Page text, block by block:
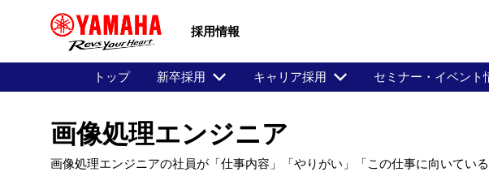
採用情報
トップ 新卒採用 キャリア採用 セミナー・イベント
画像処理エンジニア
画像処理エンジニアの社員が「仕事内容」「やりがい」「この仕事に向いてい